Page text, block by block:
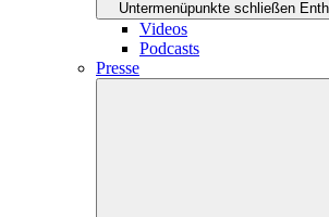
Untermenüpunkte schließen
Videos
Podcasts
Presse